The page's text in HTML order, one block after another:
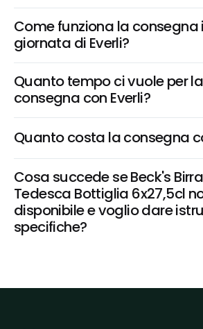
Come funziona la consegna
giornata di Everli?
Quanto tempo ci vuole per la
consegna con Everli?
Quanto costa la consegna
Cosa succede se Beck's
Tedesca Bottiglia 6x27,5cl
disponibile e voglio dare
specifiche?